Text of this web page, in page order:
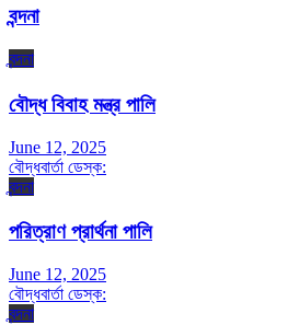
বন্দনা
বন্দনা
বৌদ্ধ বিবাহ মন্ত্র পালি
June 12, 2025
বৌদ্ধবার্তা ডেস্ক:
বন্দনা
পরিত্রাণ প্রার্থনা পালি
June 12, 2025
বৌদ্ধবার্তা ডেস্ক:
বন্দনা